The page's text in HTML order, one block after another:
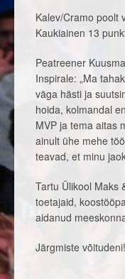
Kalev/Cramo poolt
Kaukiainen 13
Peatreener
Inspirale: „Ma
väga hästi ja
hoida, kolmandal
MVP ja tema aitas
ainult ühe mehe
teavad, et minu
Tartu Ülikool Maks
toetajaid,
aidanud
Järgmiste võitudeni!